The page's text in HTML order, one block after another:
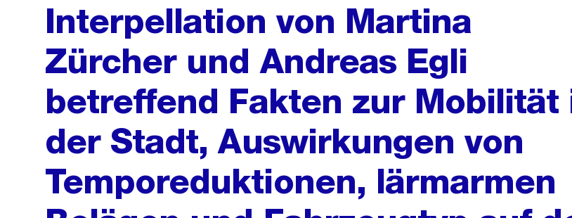
Interpellation von Martina
Zürcher und Andreas Egli
betreffend Fakten zur Mobilität
der Stadt, Auswirkungen von
Temporeduktionen, lärmarmen